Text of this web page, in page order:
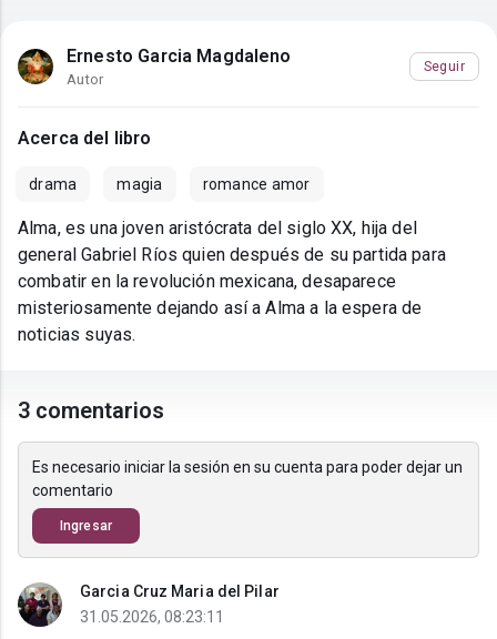
Ernesto Garcia Magdaleno
Autor
Seguir
Acerca del libro
drama magia romance amor
Alma, es una joven aristócrata del siglo XX, hija del
general Gabriel Ríos quien después de su partida para
combatir en la revolución mexicana, desaparece
misteriosamente dejando así a Alma a la espera de
noticias suyas.
3 comentarios
Es necesario iniciar la sesión en su cuenta para poder dejar un
comentario
Ingresar
Garcia Cruz Maria del Pilar
31.05.2026, 08:23:11